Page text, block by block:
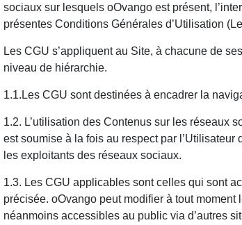
sociaux sur lesquels oOvango est présent,
présentes Conditions Générales d’Utilisation
Les CGU s’appliquent au Site, à chacune de
niveau de hiérarchie.
1.1.Les CGU sont destinées à encadrer la
1.2. L’utilisation des Contenus sur les
est soumise à la fois au respect par
les exploitants des réseaux sociaux.
1.3. Les CGU applicables sont celles qui sont
précisée. oOvango peut modifier à tout
néanmoins accessibles au public via d’autres